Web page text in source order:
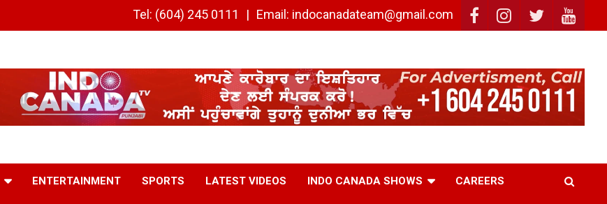
Tel: (604) 245 0111 Email: indocanadateam@gmail.com
ENTERTAINMENT SPORTS LATEST VIDEOS INDO CANADA SHOWS CAREERS